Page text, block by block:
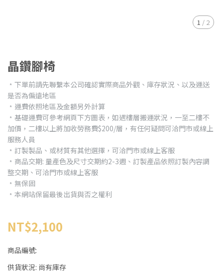
1 / 2
晶鑽腳椅
﹡下單前請先聯繫本公司確認實際商品外觀、庫存狀況、以及運送
是否為偏遠地區
﹡運費依照地區及金額另外計算
﹡基礎運費可參考網頁下方圖表，如遇樓層搬運狀況，一至二樓不
加價，二樓以上將加收勞務費$200/層，有任何疑問可洽門市或線上
服務人員
﹡訂製製品、或材質有其他選擇，可洽門市或線上客服
﹡商品交期: 量產色及尺寸交期約2-3週、訂製產品依照訂製內容調
整交期、可洽門市或線上客服
﹡無保固
﹡本網站保留最後出貨與否之權利
NT$2,100
商品編號:
供貨狀況: 尚有庫存